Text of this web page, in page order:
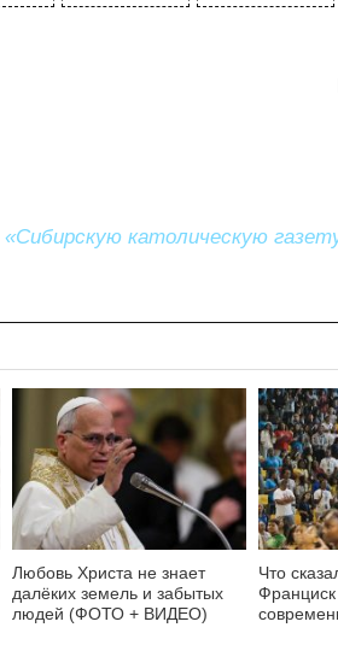
«Сибирскую католическую
Любовь Христа не знает
далёких земель и забытых
людей (ФОТО + ВИДЕО)
Что
Франциск